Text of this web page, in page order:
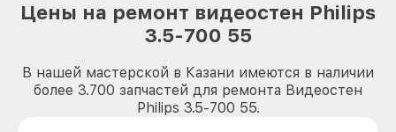
Цены на ремонт видеостен Philips
3.5-700 55
В нашей мастерской в Казани имеются в наличии
более 3.700 запчастей для ремонта Видеостен
Philips 3.5-700 55.